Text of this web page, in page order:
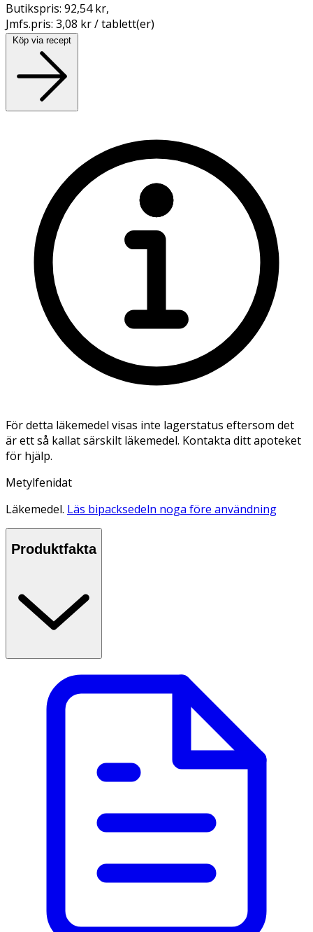
Butikspris: 92,54 kr,
Jmfs.pris: 3,08 kr / tablett(er)
Köp via recept
För detta läkemedel visas inte lagerstatus eftersom det
är ett så kallat särskilt läkemedel. Kontakta ditt apoteket
för hjälp.
Metylfenidat
Läkemedel. Läs bipacksedeln noga före användning
Produktfakta